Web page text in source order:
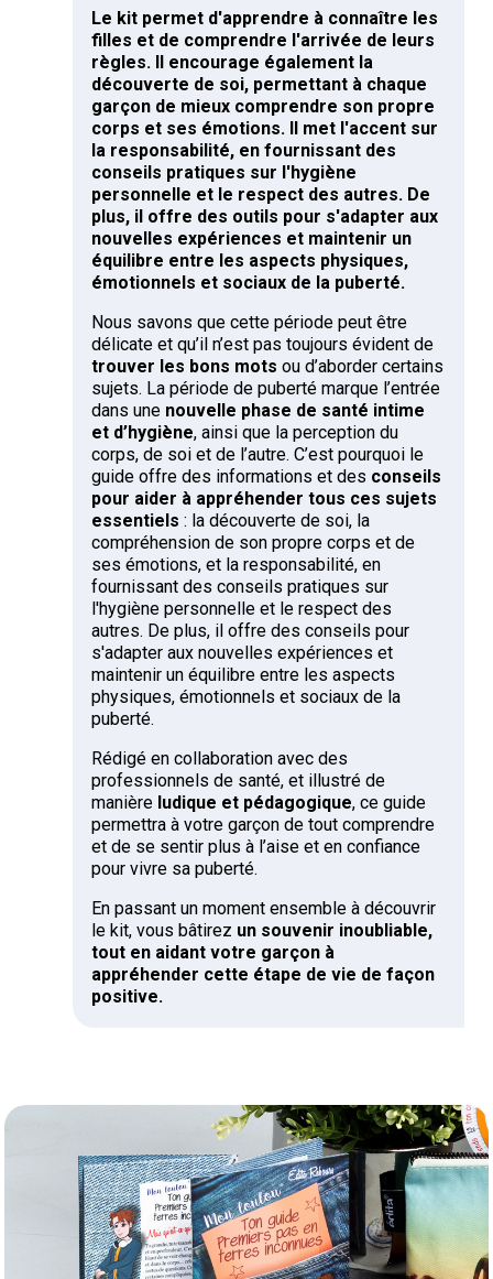
Le kit permet d'apprendre à connaître les
filles et de comprendre l'arrivée de leurs
règles. Il encourage également la
découverte de soi, permettant à chaque
garçon de mieux comprendre son propre
corps et ses émotions. Il met l'accent sur
la responsabilité, en fournissant des
conseils pratiques sur l'hygiène
personnelle et le respect des autres. De
plus, il offre des outils pour s'adapter aux
nouvelles expériences et maintenir un
équilibre entre les aspects physiques,
émotionnels et sociaux de la puberté.
Nous savons que cette période peut être
délicate et qu’il n’est pas toujours évident de
trouver les bons mots ou d’aborder certains
sujets. La période de puberté marque l’entrée
dans une nouvelle phase de santé intime
et d’hygiène, ainsi que la perception du
corps, de soi et de l’autre. C’est pourquoi le
guide offre des informations et des conseils
pour aider à appréhender tous ces sujets
essentiels : la découverte de soi, la
compréhension de son propre corps et de
ses émotions, et la responsabilité, en
fournissant des conseils pratiques sur
l'hygiène personnelle et le respect des
autres. De plus, il offre des conseils pour
s'adapter aux nouvelles expériences et
maintenir un équilibre entre les aspects
physiques, émotionnels et sociaux de la
puberté.
Rédigé en collaboration avec des
professionnels de santé, et illustré de
manière ludique et pédagogique, ce guide
permettra à votre garçon de tout comprendre
et de se sentir plus à l’aise et en confiance
pour vivre sa puberté.
En passant un moment ensemble à découvrir
le kit, vous bâtirez un souvenir inoubliable,
tout en aidant votre garçon à
appréhender cette étape de vie de façon
positive.